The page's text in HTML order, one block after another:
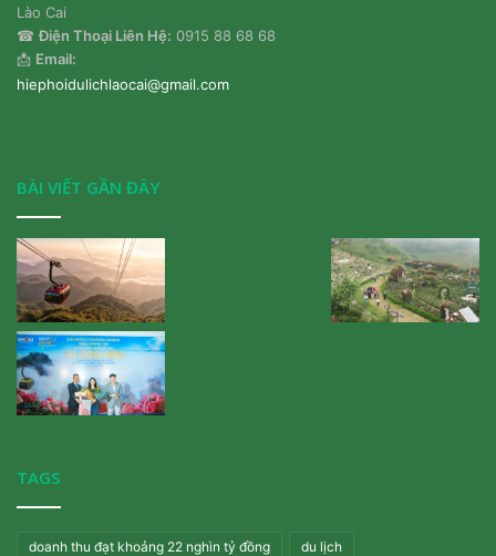
Lào Cai
☎Điện Thoại Liên Hệ: 0915 88 68 68
📩 Email:
hiephoidulichlaocai@gmail.com
BÀI VIẾT GẦN ĐÂY
TAGS
doanh thu đạt khoảng 22 nghìn tỷ đồng du lịch